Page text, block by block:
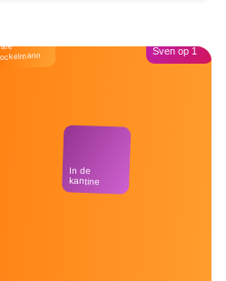
In de
kantine
Sven op 1